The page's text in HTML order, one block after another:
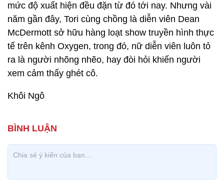
mức độ xuất hiện đều đặn từ đó tới nay. Nhưng vài
năm gần đây, Tori cùng chồng là diễn viên Dean
McDermott sở hữu hàng loạt show truyền hình thực
tế trên kênh Oxygen, trong đó, nữ diễn viên luôn tỏ
ra là người nhõng nhẽo, hay đòi hỏi khiến người
xem cảm thấy ghét cô.
Khôi Ngô